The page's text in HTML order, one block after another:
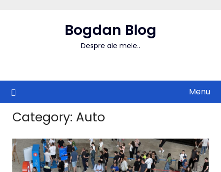
Bogdan Blog
Despre ale mele..
Menu
Category: Auto